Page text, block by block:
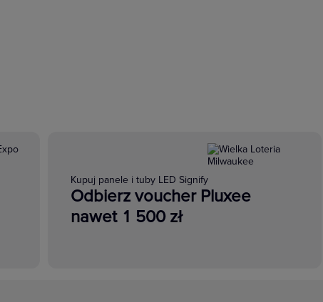
Kupuj panele i tuby LED Signify
Odbierz voucher Pluxee
nawet 1 500 zł